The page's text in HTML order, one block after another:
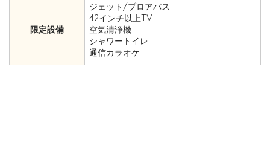
限定設備
ジェット/ブロアバス
42インチ以上TV
空気清浄機
シャワートイレ
通信カラオケ